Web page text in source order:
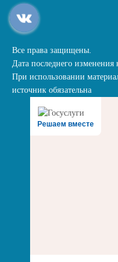
Все права защищены.
Дата последнего изменения
При использовании
источник обязательна
Решаем вместе